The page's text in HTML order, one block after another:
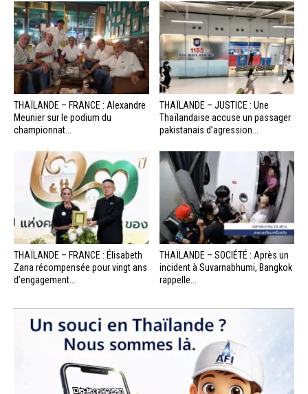
THAÏLANDE – FRANCE : Alexandre
Meunier sur le podium du
championnat...
THAÏLANDE – JUSTICE : Une
Thaïlandaise accuse un passager
pakistanais d’agression...
THAÏLANDE – FRANCE : Élisabeth
Zana récompensée pour vingt ans
d’engagement...
THAÏLANDE – SOCIÉTÉ : Après un
incident à Suvarnabhumi, Bangkok
rappelle...